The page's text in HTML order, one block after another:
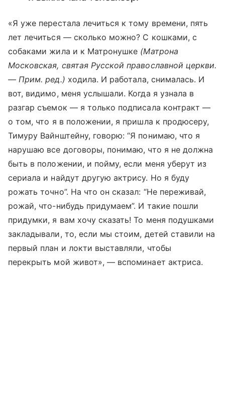
«Я уже перестала лечиться к тому времени, пять
лет лечиться — сколько можно? С кошками, с
собаками жила и к Матронушке (Матрона
Московская, святая Русской православной церкви.
— Прим. ред.) ходила. И работала, снималась. И
вот, видимо, меня услышали. Когда я узнала в
разгар съемок — я только подписала контракт —
о том, что я в положении, я пришла к продюсеру,
Тимуру Вайнштейну, говорю: “Я понимаю, что я
нарушаю все договоры, понимаю, что я не должна
быть в положении, и пойму, если меня уберут из
сериала и найдут другую актрису. Но я буду
рожать точно”. На что он сказал: “Не переживай,
рожай, что-нибудь придумаем”. И такие пошли
придумки, я вам хочу сказать! То меня подушками
закладывали, то, если мы стоим, детей ставили на
первый план и локти выставляли, чтобы
перекрыть мой живот», — вспоминает актриса.